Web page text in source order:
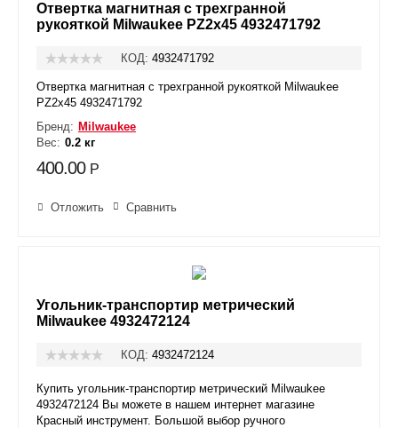
Отвертка магнитная с трехгранной
рукояткой Milwaukee PZ2x45 4932471792
КОД: 4932471792
Отвертка магнитная с трехгранной рукояткой Milwaukee
PZ2x45 4932471792
Бренд: Milwaukee
Вес: 0.2 кг
400.00 Р
Отложить Сравнить
Угольник-транспортир метрический
Milwaukee 4932472124
КОД: 4932472124
Купить угольник-транспортир метрический Milwaukee
4932472124 Вы можете в нашем интернет магазине
Красный инструмент. Большой выбор ручного